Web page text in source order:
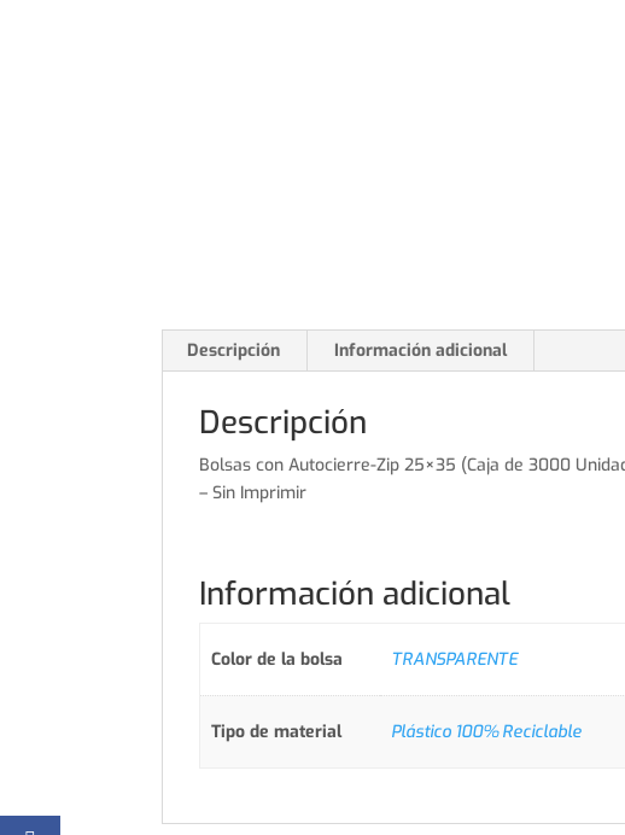
Descripción Información adicional
Descripción
Bolsas con Autocierre-Zip 25×35 (Caja de 3000
– Sin Imprimir
Información adicional
Color de la bolsa TRANSPARENTE
Tipo de material Plástico 100% Reciclable